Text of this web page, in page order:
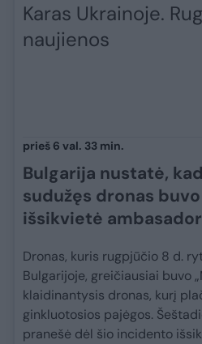
Karas Ukrainoje.
naujienos
prieš 6 val. 33 min.
Bulgarija nustatė,
sudužęs dronas
išsikvietė
Dronas, kuris rugpjūčio 8 d.
Bulgarijoje, greičiausiai buvo
klaidinantysis dronas, kurį
ginkluotosios pajėgos.
pranešė dėl šio incidento